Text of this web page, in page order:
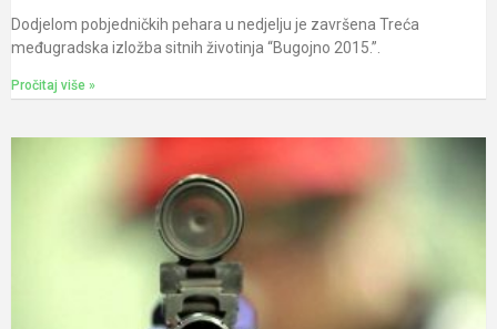
Dodjelom pobjedničkih pehara u nedjelju je završena Treća
međugradska izložba sitnih životinja “Bugojno 2015.”.
Pročitaj više »